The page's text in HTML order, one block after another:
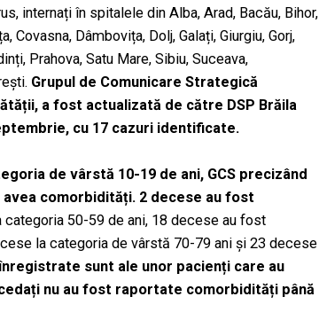
internați în spitalele din Alba, Arad, Bacău, Bihor,
Covasna, Dâmbovița, Dolj, Galați, Giurgiu, Gorj,
Prahova, Satu Mare, Sibiu, Suceava,
Grupul de Comunicare Strategică
a fost actualizată de către DSP Brăila
cu 17 cazuri identificate.
de vârstă 10-19 de ani, GCS precizând
comorbidități. 2 decese au fost
categoria 50-59 de ani, 18 decese au fost
la categoria de vârstă 70-79 ani și 23 decese
sunt ale unor pacienți care au
nu au fost raportate comorbidități până